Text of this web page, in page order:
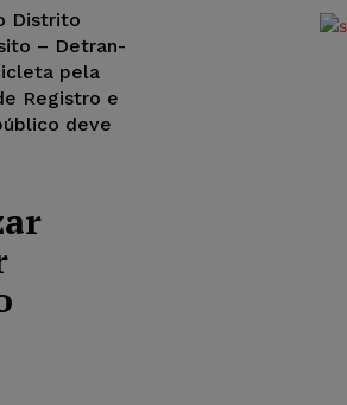
Distrito
– Detran-
pela
Registro e
deve